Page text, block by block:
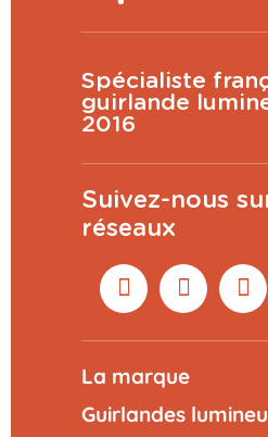
Spécialiste
guirlande
2016
Suivez-nous
réseaux
La marque
Guirlandes